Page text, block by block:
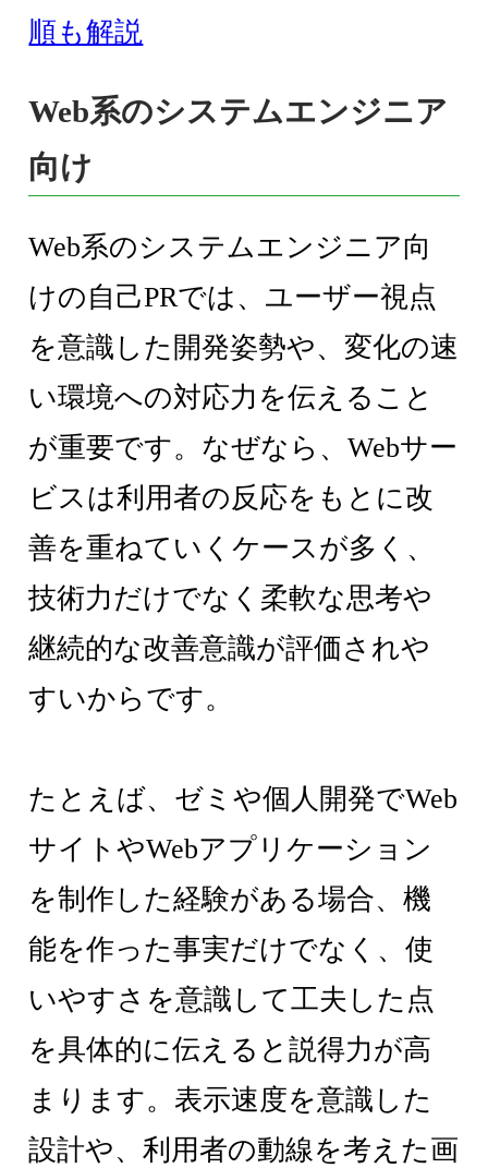
順も解説
Web系のシステムエンジニア
向け
Web系のシステムエンジニア向
けの自己PRでは、ユーザー視点
を意識した開発姿勢や、変化の速
い環境への対応力を伝えること
が重要です。なぜなら、Webサー
ビスは利用者の反応をもとに改
善を重ねていくケースが多く、
技術力だけでなく柔軟な思考や
継続的な改善意識が評価されや
すいからです。
たとえば、ゼミや個人開発でWeb
サイトやWebアプリケーション
を制作した経験がある場合、機
能を作った事実だけでなく、使
いやすさを意識して工夫した点
を具体的に伝えると説得力が高
まります。表示速度を意識した
設計や、利用者の動線を考えた画